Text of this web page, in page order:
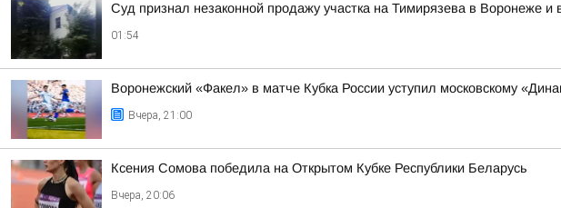
Суд признал незаконной продажу участка на Тимирязева в Воронеже и
01:54
Воронежский «Факел» в матче Кубка России уступил московскому
Вчера, 21:00
Ксения Сомова победила на Открытом Кубке Республики Беларусь
Вчера, 20:06